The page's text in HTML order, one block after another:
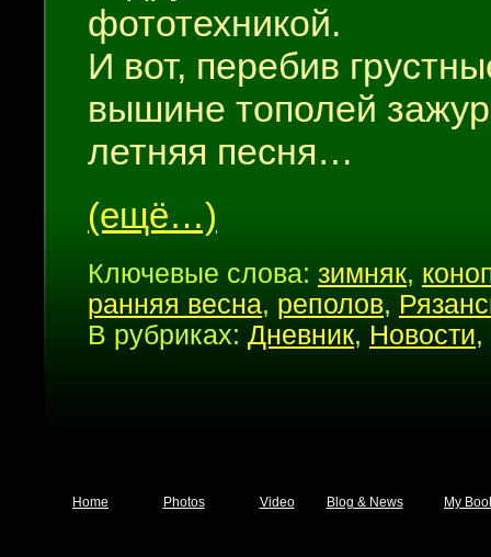
фототехникой.
И вот, перебив
вышине тополей
летняя песня…
(ещё…)
Ключевые слова: зимняк,
ранняя весна, реполов,
В рубриках: Дневник, Новости,
Home Photos Video Blog & News My